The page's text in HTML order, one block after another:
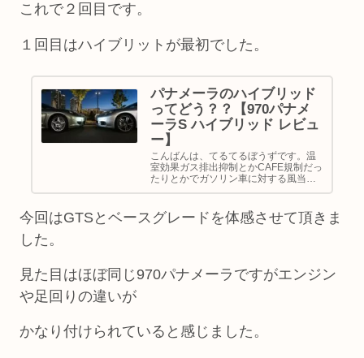
これで２回目です。
１回目はハイブリットが最初でした。
パナメーラのハイブリッド
ってどう？？【970パナメ
ーラS ハイブリッド レビュ
ー】
こんばんは、てるてるぼうずです。温
室効果ガス排出抑制とかCAFE規制だっ
たりとかでガソリン車に対する風当た
たのでハイブリット導入も早かったで
す。そんな規制にポルシェも例外な...
今回はGTSとベースグレードを体感させて頂きま
した。
見た目はほぼ同じ970パナメーラですがエンジン
や足回りの違いが
かなり付けられていると感じました。